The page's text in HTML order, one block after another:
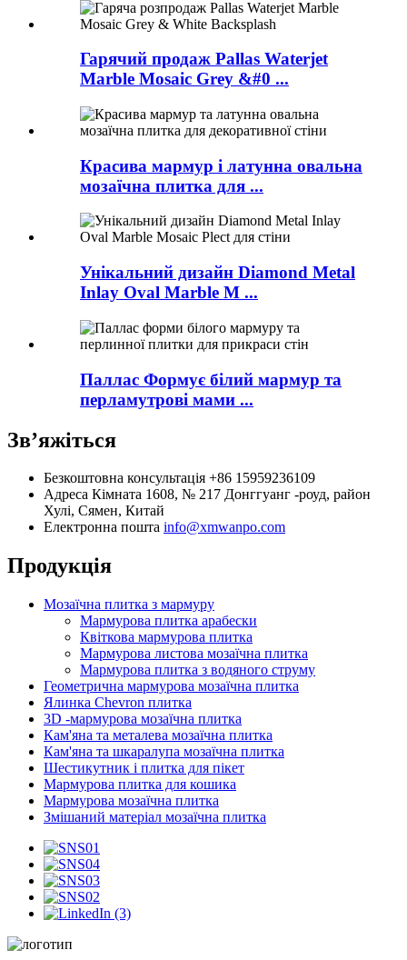
Гарячий продаж Pallas Waterjet
Marble Mosaic Grey &#0 ...
Красива мармур і латунна овальна
мозаїчна плитка для ...
Унікальний дизайн Diamond Metal
Inlay Oval Marble M ...
Паллас Формує білий мармур та
перламутрові мами ...
Зв’яжіться
Безкоштовна консультація +86 15959236109
Адреса Кімната 1608, № 217 Донггуанг -роуд, район
Хулі, Сямен, Китай
Електронна пошта info@xmwanpo.com
Продукція
Мозаїчна плитка з мармуру
Мармурова плитка арабески
Квіткова мармурова плитка
Мармурова листова мозаїчна плитка
Мармурова плитка з водяного струму
Геометрична мармурова мозаїчна плитка
Ялинка Chevron плитка
3D -мармурова мозаїчна плитка
Кам'яна та металева мозаїчна плитка
Кам'яна та шкаралупа мозаїчна плитка
Шестикутник і плитка для пікет
Мармурова плитка для кошика
Мармурова мозаїчна плитка
Змішаний матеріал мозаїчна плитка